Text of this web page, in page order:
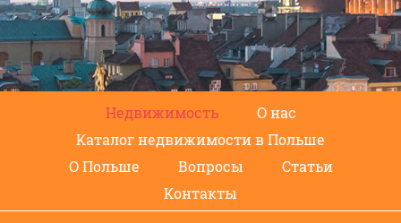
Недвижимость
О нас
Каталог недвижимости в Польше
О Польше
Вопросы
Статьи
Контакты